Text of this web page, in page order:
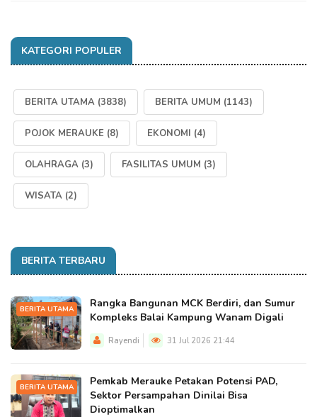
KATEGORI POPULER
BERITA UTAMA (3838) BERITA UMUM (1143)
POJOK MERAUKE (8) EKONOMI (4)
OLAHRAGA (3) FASILITAS UMUM (3)
WISATA (2)
BERITA TERBARU
BERITA UTAMA
Rangka Bangunan MCK Berdiri, dan Sumur
Kompleks Balai Kampung Wanam Digali
Rayendi 31 Jul 2026 21:44
BERITA UTAMA
Pemkab Merauke Petakan Potensi PAD,
Sektor Persampahan Dinilai Bisa
Dioptimalkan